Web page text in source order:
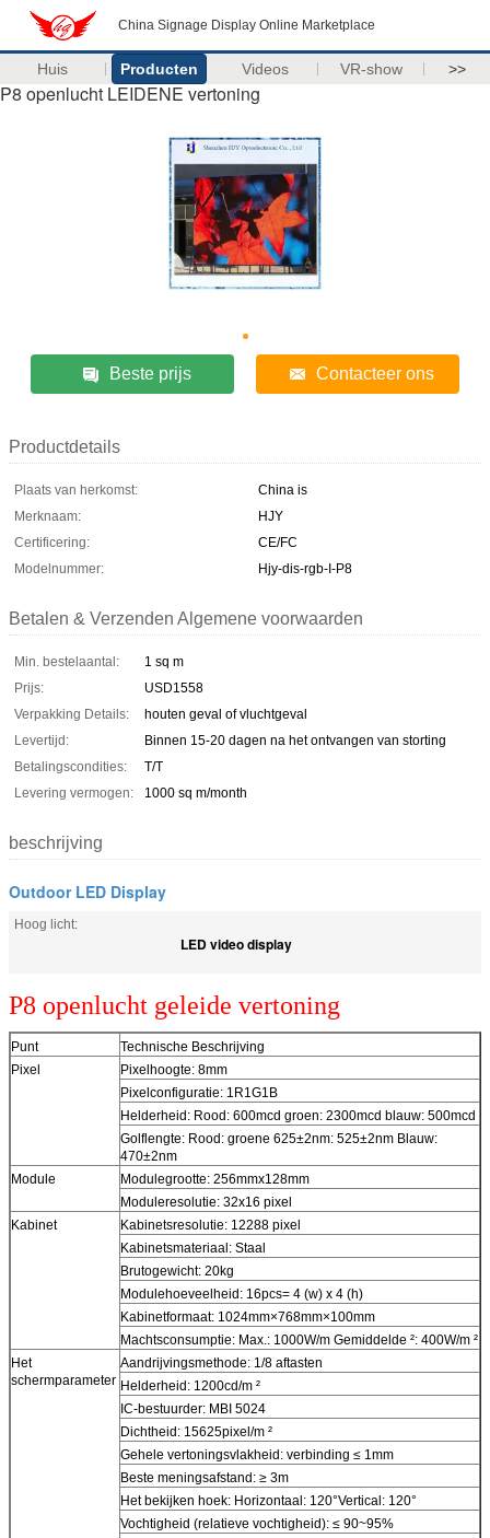
China Signage Display Online Marketplace
Huis Producten Videos VR-show >>
P8 openlucht LEIDENE vertoning
Beste prijs Contacteer ons
Productdetails
Plaats van herkomst:
China is
Merknaam:
HJY
Certificering:
CE/FC
Modelnummer:
Hjy-dis-rgb-I-P8
Betalen & Verzenden Algemene voorwaarden
Min. bestelaantal:
1 sq m
Prijs:
USD1558
Verpakking Details:
houten geval of vluchtgeval
Levertijd:
Binnen 15-20 dagen na het ontvangen van storting
Betalingscondities:
T/T
Levering vermogen:
1000 sq m/month
beschrijving
Outdoor LED Display
Hoog licht:
LED video display
P8 openlucht geleide vertoning
Punt
Technische Beschrijving
Pixel
Pixelhoogte: 8mm
Pixelconfiguratie: 1R1G1B
Helderheid: Rood: 600mcd groen: 2300mcd blauw: 500mcd
Golflengte: Rood: groene 625±2nm: 525±2nm Blauw:
470±2nm
Module
Modulegrootte: 256mmx128mm
Moduleresolutie: 32x16 pixel
Kabinet
Kabinetsresolutie: 12288 pixel
Kabinetsmateriaal: Staal
Brutogewicht: 20kg
Modulehoeveelheid: 16pcs= 4 (w) x 4 (h)
Kabinetformaat: 1024mm×768mm×100mm
Machtsconsumptie: Max.: 1000W/m Gemiddelde ²: 400W/m ²
Het
schermparameter
Aandrijvingsmethode: 1/8 aftasten
Helderheid: 1200cd/m ²
IC-bestuurder: MBI 5024
Dichtheid: 15625pixel/m ²
Gehele vertoningsvlakheid: verbinding ≤ 1mm
Beste meningsafstand: ≥ 3m
Het bekijken hoek: Horizontaal: 120°Vertical: 120°
Vochtigheid (relatieve vochtigheid): ≤ 90~95%